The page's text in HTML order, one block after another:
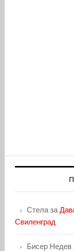
Стелаза
Свиленград
Бисер Недев